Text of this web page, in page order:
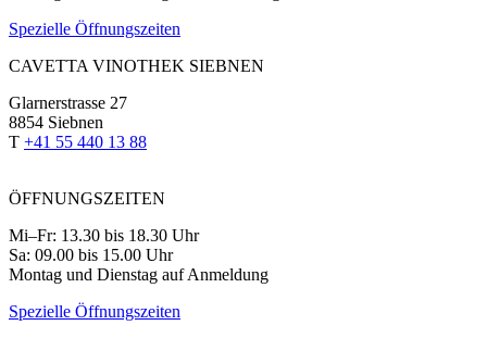
Spezielle Öffnungszeiten
CAVETTA VINOTHEK SIEBNEN
Glarnerstrasse 27
8854 Siebnen
T +41 55 440 13 88
ÖFFNUNGSZEITEN
Mi–Fr: 13.30 bis 18.30 Uhr
Sa: 09.00 bis 15.00 Uhr
Montag und Dienstag auf Anmeldung
Spezielle Öffnungszeiten